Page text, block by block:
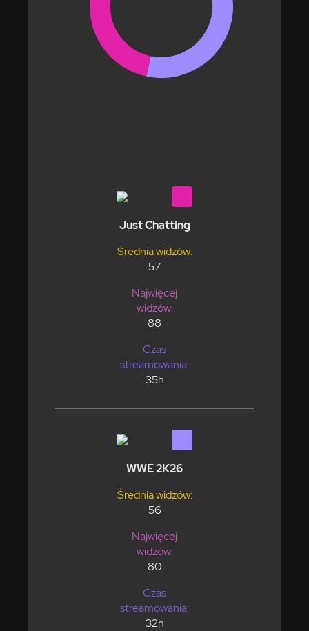
Just Chatting
Średnia widzów:
57
Najwięcej
widzów:
88
Czas
streamowania:
35h
WWE 2K26
Średnia widzów:
56
Najwięcej
widzów:
80
Czas
streamowania:
32h